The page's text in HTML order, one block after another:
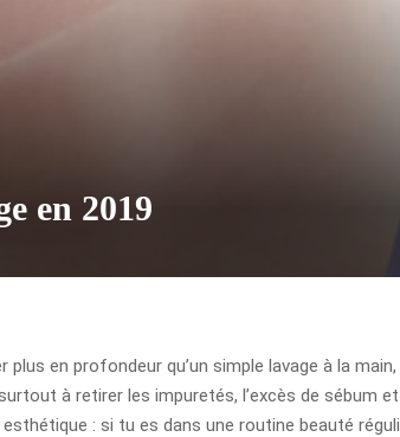
en 2019
en profondeur qu’un simple lavage à la main,
à retirer les impuretés, l’excès de sébum
: si tu es dans une routine beauté